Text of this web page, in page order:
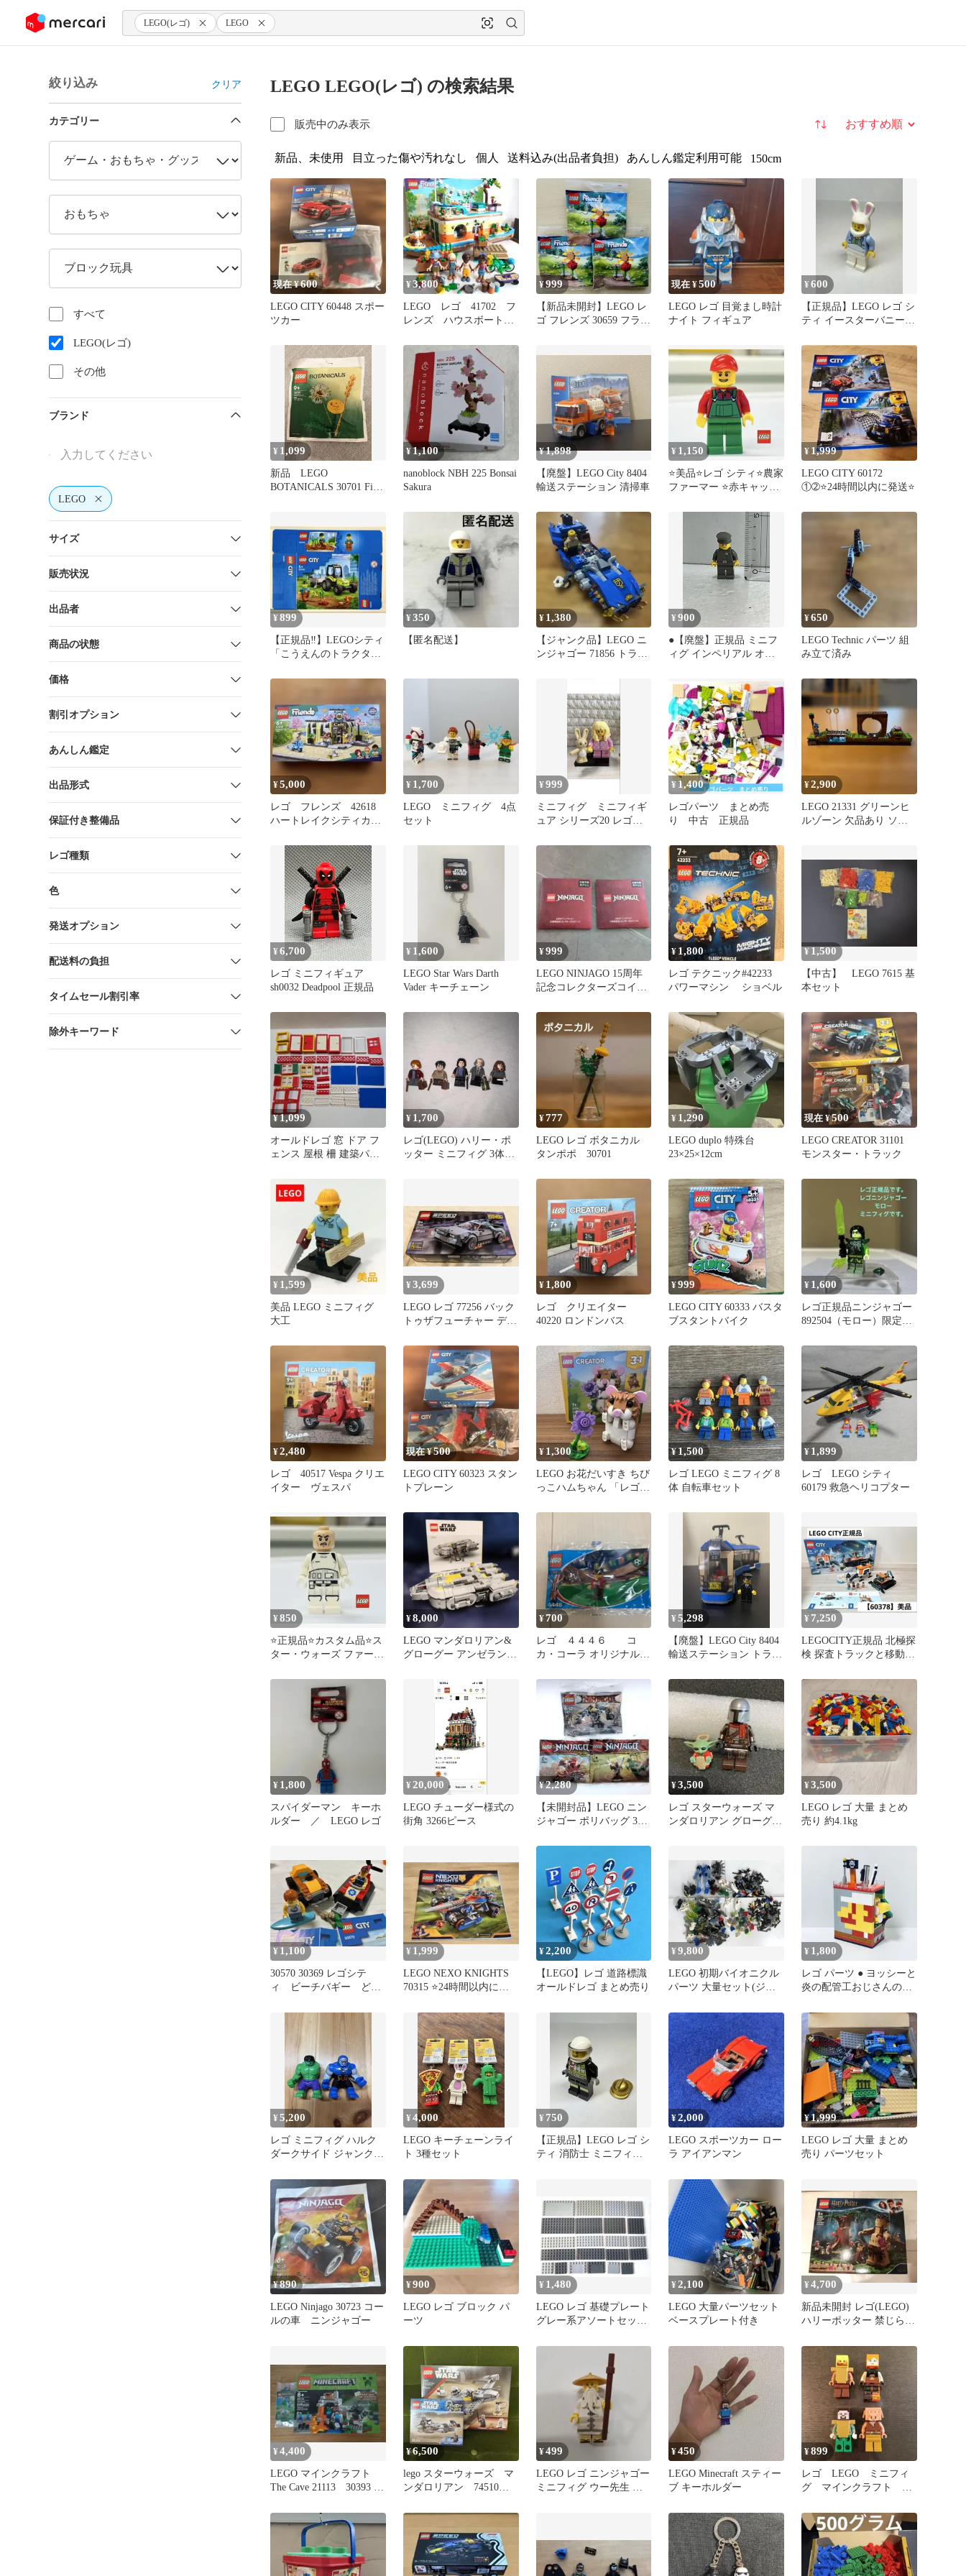
ツにスキップ LEGO(レゴ) LEGO
絞り込み クリア
カテゴリー
すべて
LEGO(レゴ)
その他
ブランド
LEGO
サイズ
販売状況
出品者
商品の状態
価格
割引オプション
あんしん鑑定
出品形式
保証付き整備品
レゴ種類
色
発送オプション
配送料の負担
タイムセール割引率
除外キーワード
LEGO LEGO(レゴ) の検索結果
販売中のみ表示 並び替え
新品、未使用 目立った傷や汚れなし 個人 送料込み(出品者負担) あんしん鑑定利用可能 150cm
現在 ¥600
LEGO CITY 60448 スポー
ツカー
¥3,800
LEGO レゴ 41702 フ
レンズ ハウスボート
あり
¥999
【新品未開封】LEGO レ
ゴ フレンズ 30659 フラワ
現在 ¥500
LEGO レゴ 目覚まし時計
ナイト フィギュア
¥600
【正規品】LEGO レゴ シ
ティ イースターバニー
ィグ
¥ 1,099
新品 LEGO
BOTANICALS 30701 Field
¥1,100
nanoblock NBH 225 Bonsai
Sakura
¥1,898
【廃盤】LEGO City 8404
輸送ステーション 清掃車
¥ 1,150
⭐️美品⭐️レゴ シティ⭐️農家
ファーマー ⭐️赤キャップ
¥ 1,999
LEGO CITY 60172
①➁⭐24時間以内に発送⭐
¥899
【正規品‼️】LEGOシティ
「こうえんのトラクタ
¥350
【匿名配送】
¥ 1,380
【ジャンク品】LEGO ニ
ンジャゴー 71856 トラン
¥900
●【廃盤】正規品 ミニフ
ィグ インペリアル オフ
¥650
LEGO Technic パーツ 組
み立て済み
¥5,000
レゴ フレンズ 42618
ハートレイクシティカフ
¥ 1,700
LEGO ミニフィグ 4点
セット
¥999
ミニフィグ ミニフィギ
ュア シリーズ20 レゴ
ぎ 女の子
¥1,400
レゴパーツ まとめ売
り 中古 正規品
¥2,900
LEGO 21331 グリーンヒ
ルゾーン 欠品あり ソニ
¥6,700
レゴ ミニフィギュア
sh0032 Deadpool 正規品
¥ 1,600
LEGO Star Wars Darth
Vader キーチェーン
¥999
LEGO NINJAGO 15周年
記念コレクターズコイン
¥ 1,800
レゴ テクニック#42233
パワーマシン ショベル
¥ 1,500
【中古】 LEGO 7615 基
本セット
¥1,099
オールドレゴ 窓 ドア フ
ェンス 屋根 柵 建築パー
¥ 1,700
レゴ(LEGO) ハリー・ポ
ッター ミニフィグ 3体セ
¥777
LEGO レゴ ボタニカル
タンポポ 30701
¥ 1,290
LEGO duplo 特殊台
23×25×12cm
現在 ¥500
LEGO CREATOR 31101
モンスター・トラック
¥ 1,599
美品 LEGO ミニフィグ
大工
¥3,699
LEGO レゴ 77256 バック
トゥザフューチャー デロ
¥ 1,800
レゴ クリエイター
40220 ロンドンバス
¥999
LEGO CITY 60333 バスタ
ブスタントバイク
¥ 1,600
レゴ正規品ニンジャゴー
892504（モロー）限定ミ
¥2,480
レゴ 40517 Vespa クリエ
イター ヴェスパ
現在 ¥500
LEGO CITY 60323 スタン
トプレーン
¥ 1,300
LEGO お花だいすき ちび
っこハムちゃん 「レゴ
¥1,500
レゴ LEGO ミニフィグ 8
体 自転車セット
¥ 1,899
レゴ LEGO シティ
60179 救急ヘリコプター
¥850
⭐️正規品⭐️カスタム品⭐️ス
ター・ウォーズ ファース
¥8,000
LEGO マンダロリアン&
グローグー アンゼランの
¥700
レゴ ４４４６ コ
カ・コーラ オリジナル
¥5,298
【廃盤】LEGO City 8404
輸送ステーション トラ
¥ 7,250
LEGOCITY正規品 北極探
検 探査トラックと移動ラ
¥ 1,800
スパイダーマン キーホ
ルダー ／ LEGO レゴ
¥ 20,000
LEGO チューダー様式の
街角 3266ピース
¥2,280
【未開封品】LEGO ニン
ジャゴー ポリバッグ 3種
¥3,500
レゴ スターウォーズ マ
ンダロリアン グローグー
¥3,500
LEGO レゴ 大量 まとめ
売り 約4.1kg
¥ 1,100
30570 30369 レゴシテ
ィ ビーチバギー どう
ラフ
¥ 1,999
LEGO NEXO KNIGHTS
70315 ⭐24時間以内に発
¥2,200
【LEGO】レゴ 道路標識
オールドレゴ まとめ売り
¥9,800
LEGO 初期バイオニクル
パーツ 大量セット(ジャ
¥ 1,800
レゴ パーツ ● ヨッシーと
炎の配管工おじさんのク
¥5,200
レゴ ミニフィグ ハルク
ダークサイド ジャンク2
¥4,000
LEGO キーチェーンライ
ト 3種セット
¥ 750
【正規品】LEGO レゴ シ
ティ 消防士 ミニフィグ
¥2,000
LEGO スポーツカー ロー
ラ アイアンマン
¥1,999
LEGO レゴ 大量 まとめ
売り パーツセット
¥890
LEGO Ninjago 30723 コー
ルの車 ニンジャゴー
¥900
LEGO レゴ ブロック パ
ーツ
¥ 1,480
LEGO レゴ 基礎プレート
グレー系アソートセット
¥2,100
LEGO 大量パーツセット
ベースプレート付き
¥4,700
新品未開封 レゴ(LEGO)
ハリーポッター 禁じられ
¥4,400
LEGO マインクラフト
The Cave 21113 30393 ブ
¥6,500
lego スターウォーズ マ
ンダロリアン 74510
¥499
LEGO レゴ ニンジャゴー
ミニフィグ ウー先生 杖
¥450
LEGO Minecraft スティー
ブ キーホルダー
¥899
レゴ LEGO ミニフィ
グ マインクラフト ４